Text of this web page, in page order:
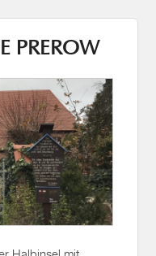
PREROW
Halbinsel mit